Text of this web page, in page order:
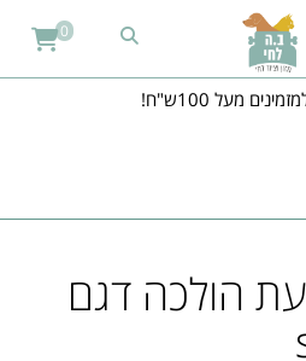
מעל 100ש"ח!
0
הולכה דגם